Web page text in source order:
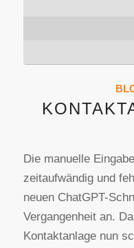
Die manuelle
zeitaufwändig und
neuen ChatGPT-
Vergangenheit an.
Kontaktanlage nun